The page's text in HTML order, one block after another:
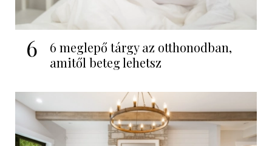
6
6 meglepő tárgy az otthonodban,
amitől beteg lehetsz